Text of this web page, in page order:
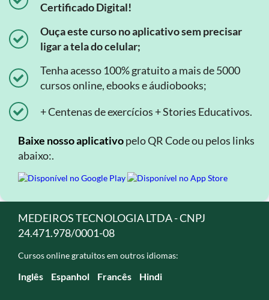
Certificado Digital!
Ouça este curso no aplicativo sem precisar
ligar a tela do celular;
Tenha acesso 100% gratuito a mais de 5000
cursos online, ebooks e áudiobooks;
+ Centenas de exercícios + Stories Educativos.
Baixe nosso aplicativopelo QR Code ou pelos links
abaixo:.
MEDEIROS TECNOLOGIA LTDA - CNPJ
24.471.978/0001-08
Cursos online gratuitos em outros idiomas:
Inglês Espanhol Francês Hindi